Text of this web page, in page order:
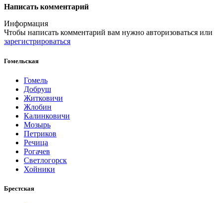
Написать комментарий
Информация
Чтобы написать комментарий вам нужно авторизоваться или
зарегистрироваться
Гомельская
Гомель
Добруш
Житковичи
Жлобин
Калинковичи
Мозырь
Петриков
Речица
Рогачев
Светлогорск
Хойники
Брестская